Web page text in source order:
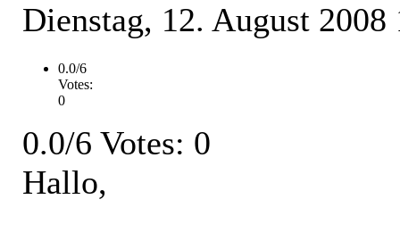
Dienstag, 12. August 2008
0.0/6
Votes:
0
0.0/6 Votes: 0
Hallo,